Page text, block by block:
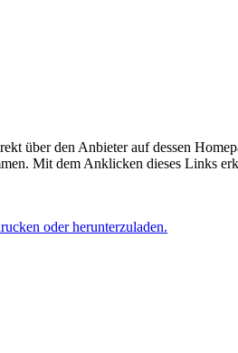
über den Anbieter auf dessen
Mit dem Anklicken dieses Links
oder herunterzuladen.